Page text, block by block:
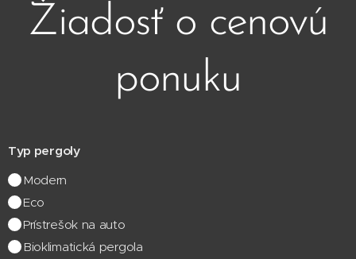
Žiadosť o cenovú
ponuku
Typ pergoly
Modern
Eco
Prístrešok na auto
Bioklimatická pergola